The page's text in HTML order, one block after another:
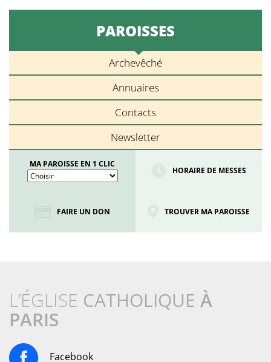
PAROISSES
Archevêché
Annuaires
Contacts
Newsletter
MA PAROISSE EN 1 CLIC
HORAIRE DE MESSES
FAIRE UN DON TROUVER MA PAROISSE
L’ÉGLISE CATHOLIQUE À
PARIS
Facebook